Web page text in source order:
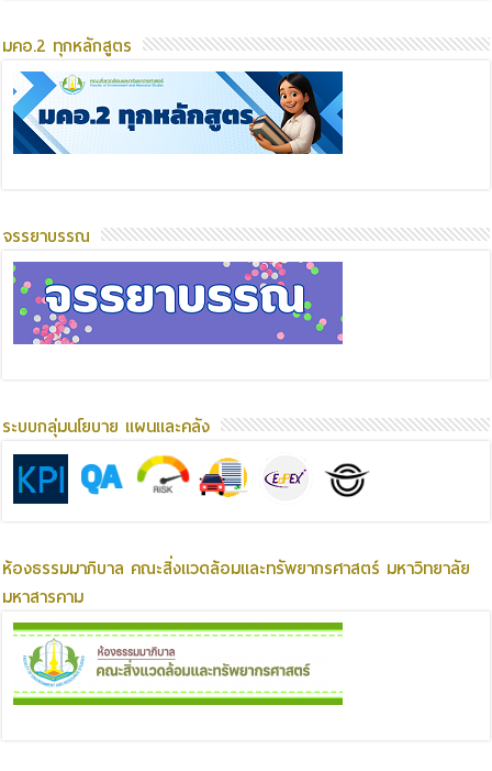
มคอ.2 ทุกหลักสูตร
จรรยาบรรณ
ระบบกลุ่มนโยบาย แผนและคลัง
ห้องธรรมมาภิบาล คณะสิ่งแวดล้อมและทรัพยากรศาสตร์ มหาวิทยาลัย
มหาสารคาม